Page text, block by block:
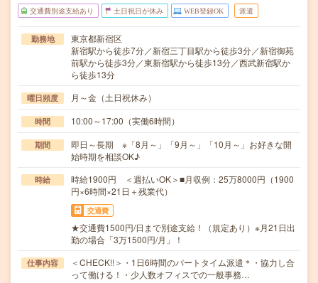
交通費別途支給あり 土日祝日が休み WEB登録OK 派遣
勤務地
東京都新宿区
新宿駅から徒歩7分／新宿三丁目駅から徒歩3分／新宿御苑
前駅から徒歩3分／東新宿駅から徒歩13分／西武新宿駅か
ら徒歩13分
曜日頻度 月～金（土日祝休み）
時間 10:00～17:00（実働6時間）
期間
即日～長期 ※「8月～」「9月～」「10月～」お好きな開
始時期を相談OK♪
時給
時給1900円 ＜週払いOK＞■月収例：25万8000円（1900
円×6時間×21日＋残業代）
交通費
★交通費1500円/日まで別途支給！（規定あり）※月21日出
勤の場合「3万1500円/月」！
仕事内容
＜CHECK!!＞・1日6時間のパートタイム派遣＊・協力し合
って働ける！・少人数オフィスでの一般事務…